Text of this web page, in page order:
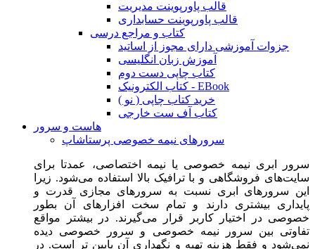
قالب پاورپوینت مدیریت
قالب پاورپوینت حسابداری
کتاب و مراجع درسی
جزوات آموزشی دارای مجوز از اساتید
آموزش زبان انگلیسی
کتاب چاپی دست دوم
کتاب الکترونیک - EBook
خرید کتاب چاپی ( نو )
کتاب آف ست خارجی
هاست و سرور
سرورهای نیمه خصوصی پرستاشاپ
سرور ابری نیمه خصوصی یا نیمه اختصاصی، عمدتا برای
سایت‌های فروشگاهی و با ترافیک بالا استفاده می‌شود. زیرا
این سرورهای ابری نسبت به سرورهای مجازی قدرت و
پایداری بیشتری دارند و تمام سخت افزارهای آن بطور
خصوصی در اختیار کاربر قرار می‌گیرند. در بیشتر مواقع
تفاوتی بین سرور نیمه خصوصی و سرور خصوصی دیده
نمی‌شود و فقط هزینه تهیه و نگهداری آن پایین تر است. در